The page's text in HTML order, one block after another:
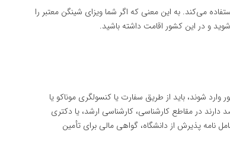
می‌کند. به این معنی که اگر شما ویزای شینگن معتبر را
و در این کشور اقامت داشته باشید.
شوند، باید از طریق سفارت یا کنسولگری موناکو یا
دارند در مقاطع کارشناسی، کارشناسی ارشد، یا دکتری
نامه پذیرش از دانشگاه، گواهی مالی برای تأمین